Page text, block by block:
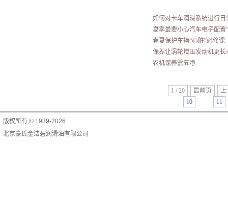
如何对卡车润滑系统进行日
夏季最要小心汽车电子配置
春夏保护车辆“心脏”必修课
保养让涡轮增压发动机更长
农机保养需五净
1 / 20 最前页
上
10
11
版权所有 © 1939-2026
北京豪氏金洁碧润滑油有限公司